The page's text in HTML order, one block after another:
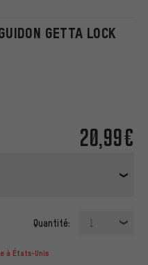
GETTA LOCK
20,99€
Quantité: 1
à États-Unis